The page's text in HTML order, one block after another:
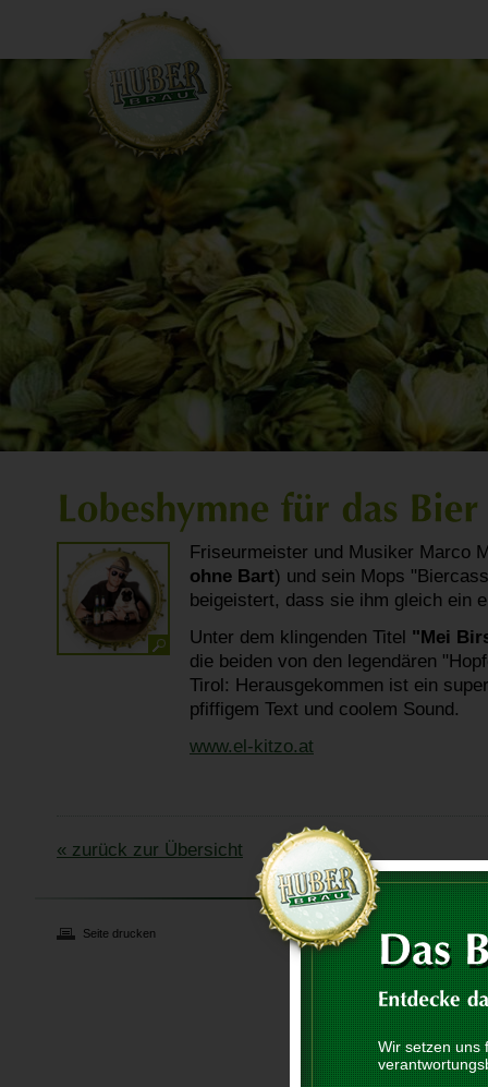
Friseurmeister und Musiker Marco
ohne Bart) und sein Mops
beigeistert, dass sie ihm gleich ein
Unter dem klingenden Titel "Mei
die beiden von den legendären
Tirol: Herausgekommen ist ein
pfiffigem Text und coolem Sound.
www.el-kitzo.at
« zurück zur Übersicht
Seite drucken
Wir setzen uns